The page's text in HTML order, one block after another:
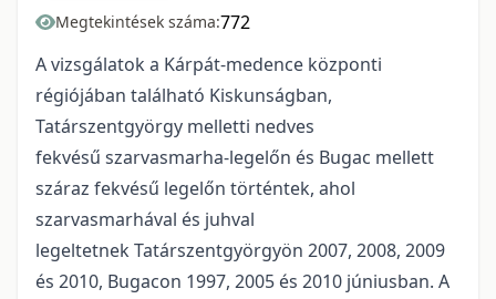
Megtekintések száma:772
A vizsgálatok a Kárpát-medence központi
régiójában található Kiskunságban,
Tatárszentgyörgy melletti nedves
fekvésű szarvasmarha-legelőn és Bugac mellett
száraz fekvésű legelőn történtek, ahol
szarvasmarhával és juhval
legeltetnek Tatárszentgyörgyön 2007, 2008, 2009
és 2010, Bugacon 1997, 2005 és 2010 júniusban. A